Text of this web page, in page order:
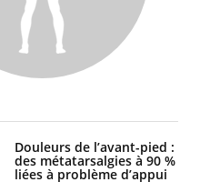
Douleurs de l’avant-pied :
des métatarsalgies à 90 %
liées à problème d’appui